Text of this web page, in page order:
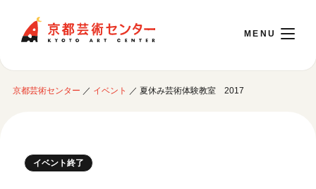
English
京都芸術センター ／ イベント ／ 夏休み芸術体験教室 2017
イベント終了